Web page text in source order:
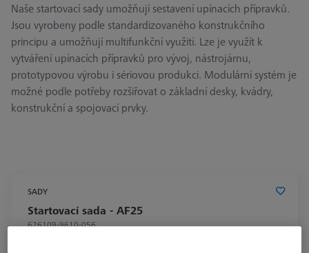
Naše startovací sady umožňují sestavení upínacích přípravků.
Jsou vyrobeny podle standardizovaného konstrukčního
principu a umožňují multifunkční využití. Lze je využít k
vytváření upínacích přípravků pro vývoj, nástrojárnu,
prototypovou výrobu i sériovou produkci. Modulární systém je
možné podle potřeby rozšiřovat o základní desky, kvádry,
konstrukční a spojovací prvky.
SADY
Startovací sada - AF25
626109-9610-056